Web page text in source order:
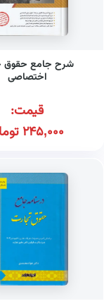
شرح جامع حقوق
اختصاصی
قیمت:
245,000